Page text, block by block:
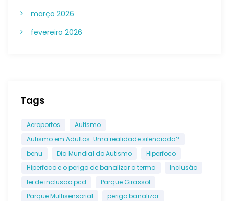
março 2026
fevereiro 2026
Tags
Aeroportos
Autismo
Autismo em Adultos: Uma realidade silenciada?
benu
Dia Mundial do Autismo
Hiperfoco
Hiperfoco e o perigo de banalizar o termo
Inclusão
lei de inclusao pcd
Parque Girassol
Parque Multisensorial
perigo banalizar